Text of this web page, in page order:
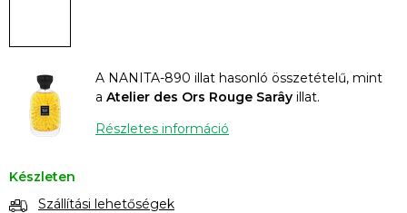
A NANITA-890 illat hasonló összetételű, mint
a Atelier des Ors Rouge Sarây illat.
Részletes információ
Készleten
Szállítási lehetőségek